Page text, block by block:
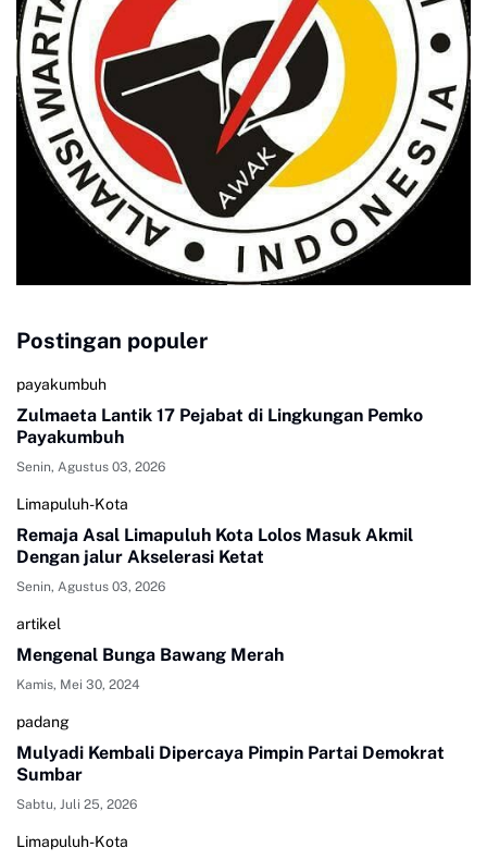
Postingan populer
payakumbuh
Zulmaeta Lantik 17 Pejabat di Lingkungan Pemko
Payakumbuh
Senin, Agustus 03, 2026
Limapuluh-Kota
Remaja Asal Limapuluh Kota Lolos Masuk Akmil
Dengan jalur Akselerasi Ketat
Senin, Agustus 03, 2026
artikel
Mengenal Bunga Bawang Merah
Kamis, Mei 30, 2024
padang
Mulyadi Kembali Dipercaya Pimpin Partai Demokrat
Sumbar
Sabtu, Juli 25, 2026
Limapuluh-Kota